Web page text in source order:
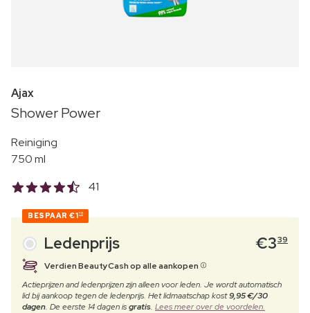
Ajax
Shower Power
Reiniging
750 ml
41
BESPAAR €110
Ledenprijs €339
Verdien BeautyCash op alle aankopen
Actieprijzen and ledenprijzen zijn alleen voor leden. Je wordt automatisch
lid bij aankoop tegen de ledenprijs. Het lidmaatschap kost9,95 €/30
dagen. De eerste 14 dagen isgratis. Lees meer over de voordelen.